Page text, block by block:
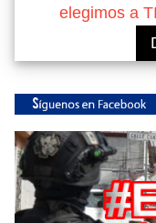
elegimos a